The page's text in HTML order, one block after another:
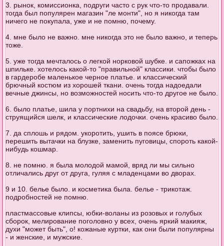
3. рынок, комиссионка, подруги часто с рук что-то продавали.
тогда был популярен магазин "ле монти", но я никогда там
ничего не покупала, уже и не помню, почему.
4. мне было не важно. мне никогда это не было важно, и теперь
тоже.
5. уже тогда мечталось о легкой норковой шубке. и сапожках на
шпильке. хотелось какой-то "правильной" классики. чтобы было
в гардеробе маленькое черное платье. и классический
брючный костюм из хорошей ткани. очень тогда надоедали
вечные джинсы, но возможностей носить что-то другое не было.
6. было платье, шила у портнихи на свадьбу, на второй день -
струящийся шелк, и классические лодочки. очень красиво было.
7. да сплошь и рядом. укоротить, ушить в поясе брюки,
перешить вытачки на блузке, заменить пуговицы, спороть какой-
нибудь кошмар.
8. не помню. я была молодой мамой, вряд ли мы сильно
отличались друг от друга, гуляя с младенцами во дворах.
9 и 10. белье было. и косметика была. белье - трикотаж.
подробностей не помню.
пластмассовые клипсы, юбки-воланы из розовых и голубых
сборок, мелирование поголовно у всех, очень яркий макияж,
духи "может быть", о! кожаные куртки, как они были популярны
- и женские, и мужские.